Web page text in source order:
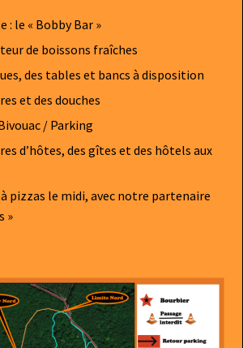
: le « Bobby Bar »
de boissons fraîches
des tables et bancs à disposition
et des douches
/ Parking
d’hôtes, des gîtes et des hôtels aux
pizzas le midi, avec notre partenaire
»